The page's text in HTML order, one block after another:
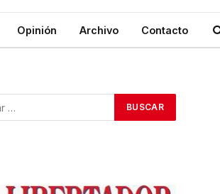
Opinión Archivo Contacto